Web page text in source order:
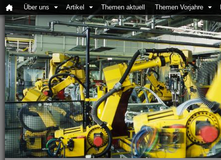
Über uns Artikel Themen aktuell Themen Vorjahre